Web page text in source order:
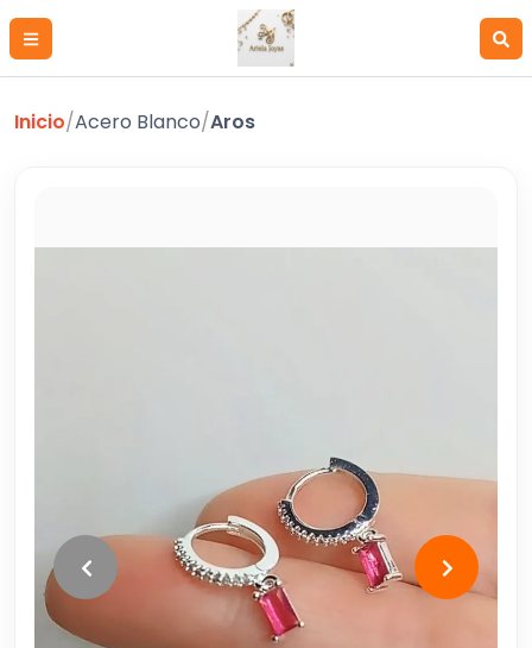
Inicio/Acero Blanco/Aros